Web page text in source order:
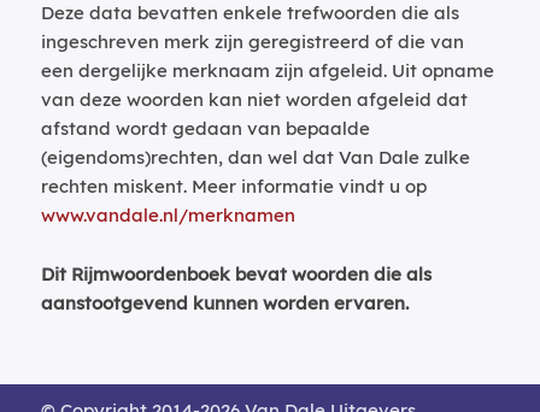
Deze data bevatten enkele trefwoorden die als
ingeschreven merk zijn geregistreerd of die van
een dergelijke merknaam zijn afgeleid. Uit opname
van deze woorden kan niet worden afgeleid dat
afstand wordt gedaan van bepaalde
(eigendoms)rechten, dan wel dat Van Dale zulke
rechten miskent. Meer informatie vindt u op
www.vandale.nl/merknamen
Dit Rijmwoordenboek bevat woorden die als
aanstootgevend kunnen worden ervaren.